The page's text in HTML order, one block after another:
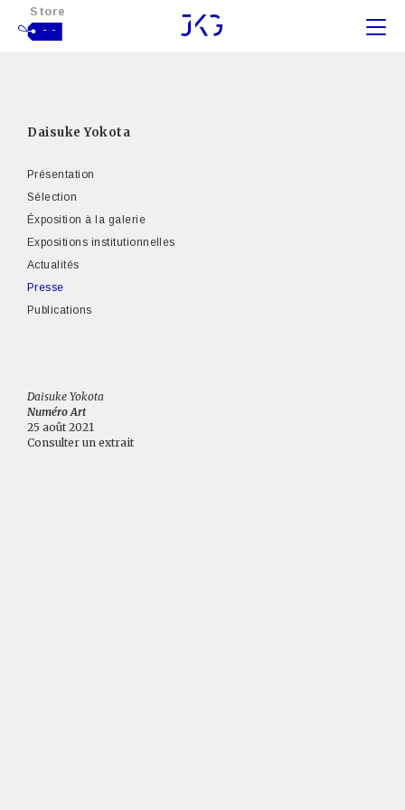
Store
- -
Daisuke Yokota
Présentation
Sélection
Éxposition à la galerie
Expositions institutionnelles
Actualités
Presse
Publications
Daisuke Yokota
Numéro Art
25 août 2021
Consulter un extrait